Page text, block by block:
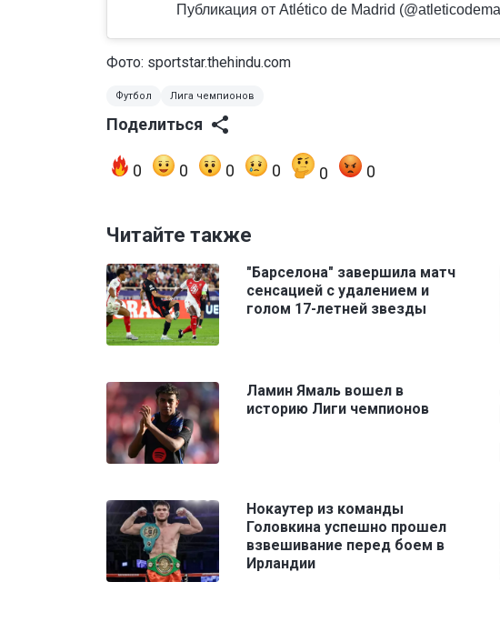
Публикация от Atlético de Madrid
Фото: sportstar.thehindu.com
Футбол Лига чемпионов
Поделиться
0 0 0 0 0 0
Читайте также
"Барселона" завершила матч
сенсацией с удалением и
голом 17-летней звезды
Ламин Ямаль вошел в
историю Лиги чемпионов
Нокаутер из команды
Головкина успешно прошел
взвешивание перед боем в
Ирландии